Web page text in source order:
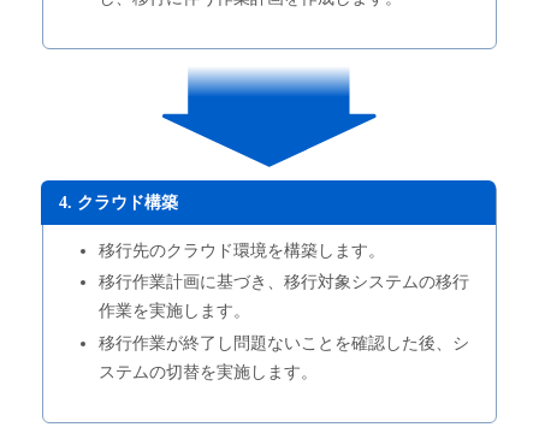
4. クラウド構築
移行先のクラウド環境を構築します。
移行作業計画に基づき、移行対象システムの移行
作業を実施します。
移行作業が終了し問題ないことを確認した後、シ
ステムの切替を実施します。